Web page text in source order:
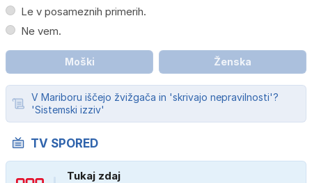
Le v posameznih primerih.
Ne vem.
Moški Ženska
V Mariboru iščejo žvižgača in 'skrivajo nepravilnosti'?
'Sistemski izziv'
TV SPORED
Tukaj zdaj